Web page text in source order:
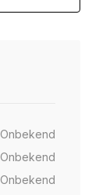
Onbekend
Onbekend
Onbekend